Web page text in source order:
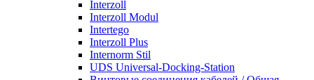
Interzoll
Interzoll Modul
Intertego
Interzoll Plus
Internorm Stil
UDS Universal-Docking-Station